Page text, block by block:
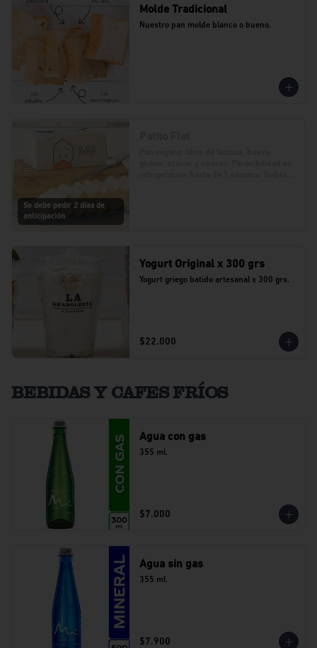
Molde Tradicional
Nuestro pan molde blanco o bueno.
Se debe pedir 2 días de
anticipación
Yogurt Original x 300 grs
Yogurt griego batido artesanal x 300 grs.
$22.000
BEBIDAS Y CAFES FRÍOS
Agua con gas
355 ml.
$7.000
Agua sin gas
355 ml.
$7.900